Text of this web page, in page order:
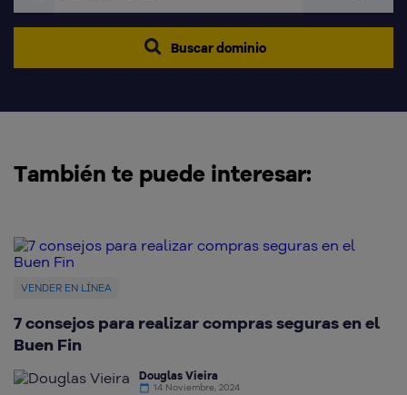
Buscar dominio
También te puede interesar:
VENDER EN LÍNEA
7 consejos para realizar compras seguras en el
Buen Fin
Douglas Vieira
14 Noviembre, 2024